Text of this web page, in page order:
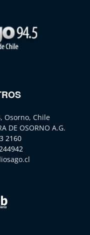
Osorno, Chile
DE OSORNO A.G.
2160